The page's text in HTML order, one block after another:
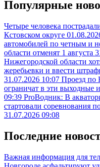
Популярные
Четыре человека
Кстовском округе
автомобилей по четным и
области отменят 1 августа
Нижегородской области
жеребьевки и ввести
31.07.2026 10:07 Проезд по
ограничат в эти выходные
09:39 ProВодник: В
стартовали соревнования
31.07.2026 09:08
Последние
Важная информация для